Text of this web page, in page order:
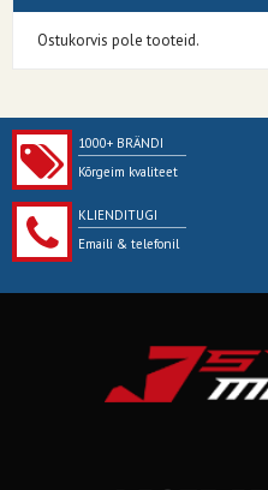
Ostukorvis pole tooteid.
1000+ BRÄNDI
Kõrgeim kvaliteet
KLIENDITUGI
Emaili & telefonil